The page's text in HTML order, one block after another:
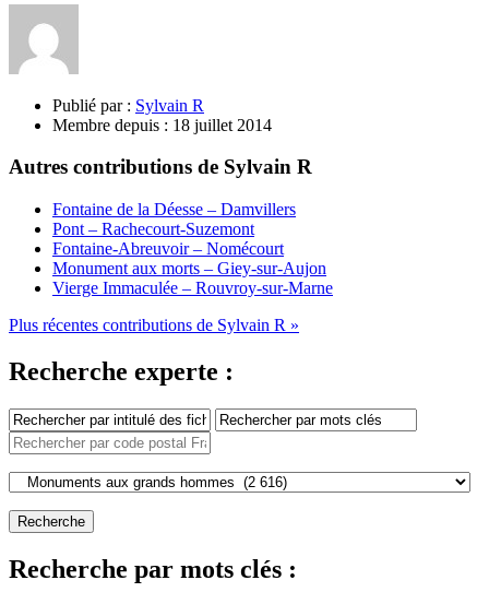
Publié par : Sylvain R
Membre depuis : 18 juillet 2014
Autres contributions de Sylvain R
Fontaine de la Déesse – Damvillers
Pont – Rachecourt-Suzemont
Fontaine-Abreuvoir – Nomécourt
Monument aux morts – Giey-sur-Aujon
Vierge Immaculée – Rouvroy-sur-Marne
Plus récentes contributions de Sylvain R »
Recherche experte :
Recherche par mots clés :